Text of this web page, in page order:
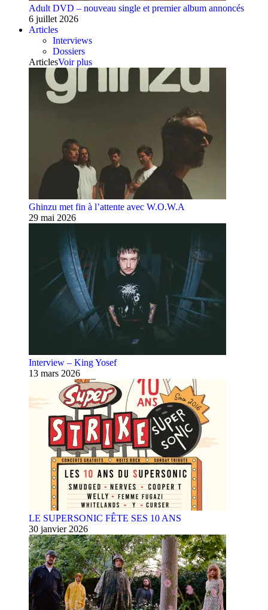
Adult DVD – nouveau single et premier album annoncés
6 juillet 2026
Articles
Interviews
Dossiers
ArticlesVoir plus
Ghinzu met fin à l’attente avec W.O.W.A
29 mai 2026
Interview – King Yosef
13 mars 2026
LE SUPERSONIC FÊTE SES 10 ANS
30 janvier 2026